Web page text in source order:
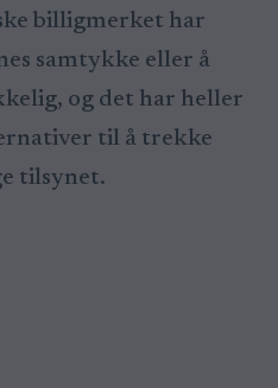
billigmerket har
samtykke eller å
og det har heller
til å trekke
tilsynet.